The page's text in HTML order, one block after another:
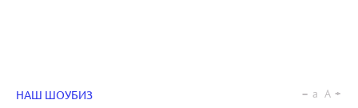
НАШ ШОУБИЗ
a A